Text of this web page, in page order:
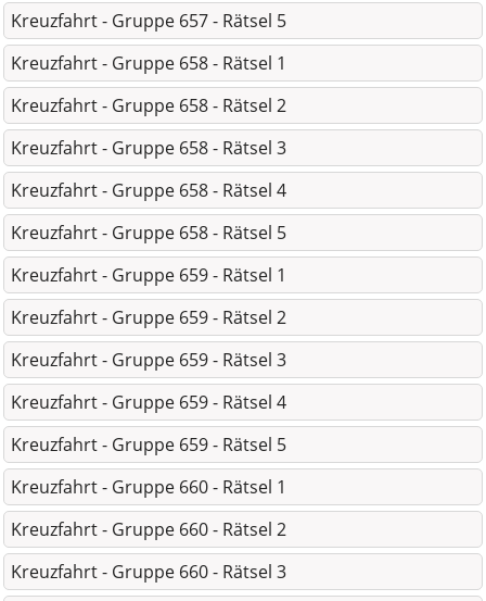
Kreuzfahrt - Gruppe 657 - Rätsel 5
Kreuzfahrt - Gruppe 658 - Rätsel 1
Kreuzfahrt - Gruppe 658 - Rätsel 2
Kreuzfahrt - Gruppe 658 - Rätsel 3
Kreuzfahrt - Gruppe 658 - Rätsel 4
Kreuzfahrt - Gruppe 658 - Rätsel 5
Kreuzfahrt - Gruppe 659 - Rätsel 1
Kreuzfahrt - Gruppe 659 - Rätsel 2
Kreuzfahrt - Gruppe 659 - Rätsel 3
Kreuzfahrt - Gruppe 659 - Rätsel 4
Kreuzfahrt - Gruppe 659 - Rätsel 5
Kreuzfahrt - Gruppe 660 - Rätsel 1
Kreuzfahrt - Gruppe 660 - Rätsel 2
Kreuzfahrt - Gruppe 660 - Rätsel 3